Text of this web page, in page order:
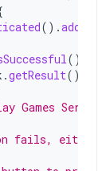
().
()
.getResult().
Games
either